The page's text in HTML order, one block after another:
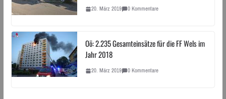
20. März 2019 0 Kommentare
Oö: 2.235 Gesamteinsätze für die FF Wels im
Jahr 2018
20. März 2019 0 Kommentare